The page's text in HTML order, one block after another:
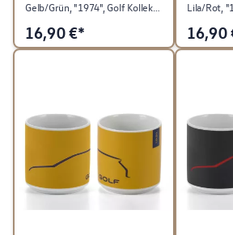
Gelb/Grün, "1974", Golf Kollektion
16,90€*
Lila/Rot,
16,90